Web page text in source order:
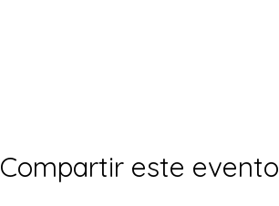
Compartir este evento